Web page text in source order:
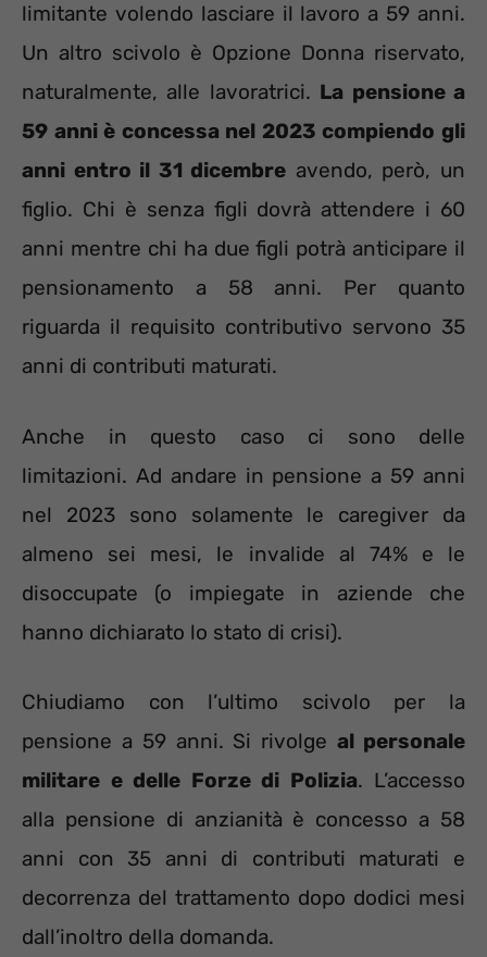
limitante volendo lasciare il lavoro a 59 anni.
Un altro scivolo è Opzione Donna riservato,
naturalmente, alle lavoratrici. La pensione a
59 anni è concessa nel 2023 compiendo gli
anni entro il 31 dicembre avendo, però, un
figlio. Chi è senza figli dovrà attendere i 60
anni mentre chi ha due figli potrà anticipare il
pensionamento a 58 anni. Per quanto
riguarda il requisito contributivo servono 35
anni di contributi maturati.
Anche in questo caso ci sono delle
limitazioni. Ad andare in pensione a 59 anni
nel 2023 sono solamente le caregiver da
almeno sei mesi, le invalide al 74% e le
disoccupate (o impiegate in aziende che
hanno dichiarato lo stato di crisi).
Chiudiamo con l’ultimo scivolo per la
pensione a 59 anni. Si rivolgeal personale
militare e delle Forze di Polizia. L’accesso
alla pensione di anzianità è concesso a 58
anni con 35 anni di contributi maturati e
decorrenza del trattamento dopo dodici mesi
dall’inoltro della domanda.